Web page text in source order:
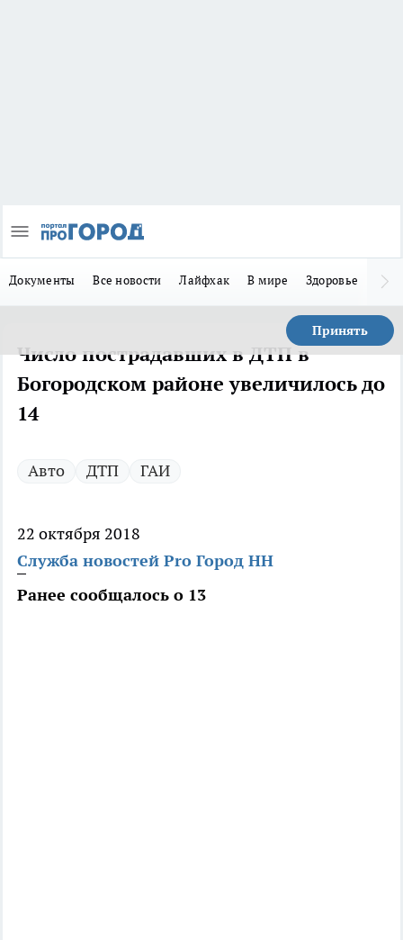
Документы Все новости Лайфхак В мире Здоровье
Принять
Число пострадавших в ДТП в
Богородском районе увеличилось до
14
Авто ДТП ГАИ
22 октября 2018
Служба новостей Pro Город НН
Ранее сообщалось о 13